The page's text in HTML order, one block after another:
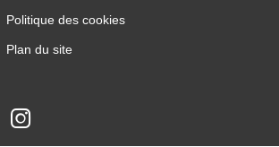
Politique des cookies
Plan du site